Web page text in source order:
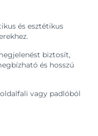
és esztétikus
biztosít,
és hosszú
vagy padlóból